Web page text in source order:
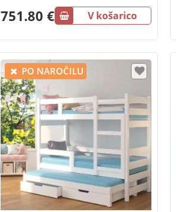
751.80 € V košarico
PO NAROČILU